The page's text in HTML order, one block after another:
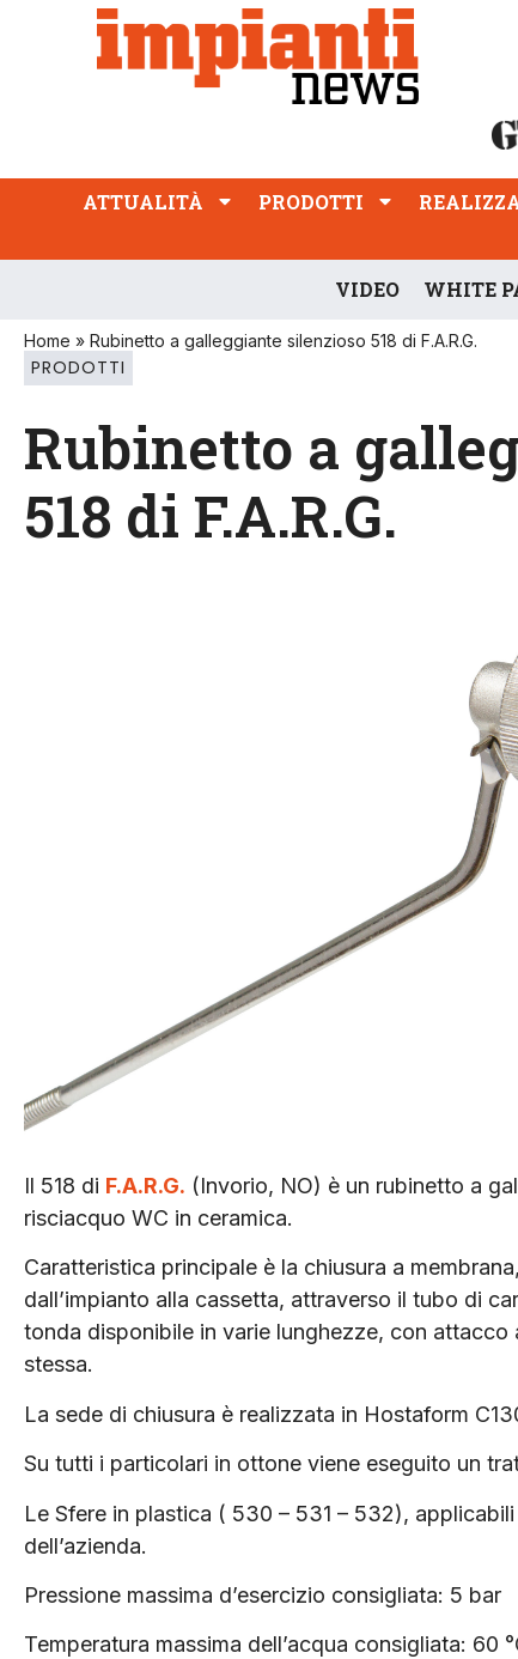
ATTUALITÀ PRODOTTI
PROFESSIONE
ATTUALITÀ PRODOTTI
VIDEO WHITE
Home » Rubinetto a galleggiante silenzioso 518 di F.A.R.G.
PRODOTTI
Rubinetto a
518 di F.A.R.G.
Il 518 di F.A.R.G. (Invorio, NO) è un rubinetto a
risciacquo WC in ceramica.
Caratteristica principale è la chiusura a
dall’impianto alla cassetta, attraverso il tubo di
tonda disponibile in varie lunghezze, con attacco
stessa.
La sede di chiusura è realizzata in Hostaform
Su tutti i particolari in ottone viene eseguito un
Le Sfere in plastica ( 530 – 531 – 532),
dell’azienda.
Pressione massima d’esercizio consigliata: 5 bar
Temperatura massima dell’acqua consigliata: 60